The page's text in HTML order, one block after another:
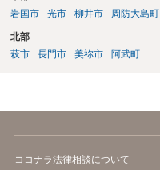
岩国市
光市 柳井市 周防大島町
北部
萩市
長門市 美祢市 阿武町
ココナラ法律相談について